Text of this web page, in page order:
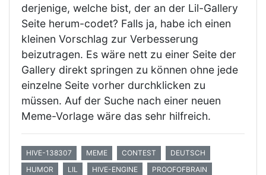
derjenige, welche bist, der an der Lil-Gallery
Seite herum-codet? Falls ja, habe ich einen
kleinen Vorschlag zur Verbesserung
beizutragen. Es wäre nett zu einer Seite der
Gallery direkt springen zu können ohne jede
einzelne Seite vorher durchklicken zu
müssen. Auf der Suche nach einer neuen
Meme-Vorlage wäre das sehr hilfreich.
HIVE-138307 MEME CONTEST
DEUTSCH
HUMOR
LIL HIVE-ENGINE
PROOFOFBRAIN